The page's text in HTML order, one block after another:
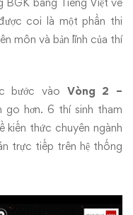
coi là một phần thi
môn và bản lĩnh của thí
bước vào Vòng 2 –
go hơn. 6 thí sinh tham
kiến thức chuyên ngành
trực tiếp trên hệ thống